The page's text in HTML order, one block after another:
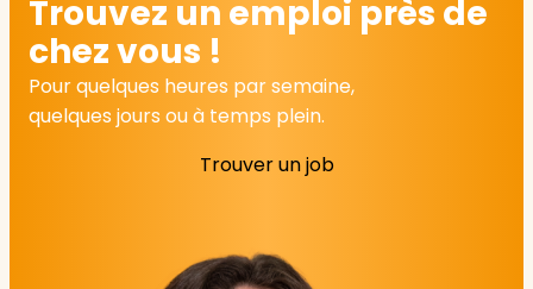
Trouvez un emploi près de
chez vous !
Pour quelques heures par semaine,
quelques jours ou à temps plein.
Trouver un job